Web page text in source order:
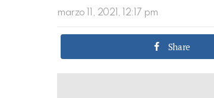
marzo 11, 2021, 12:17 pm
Share